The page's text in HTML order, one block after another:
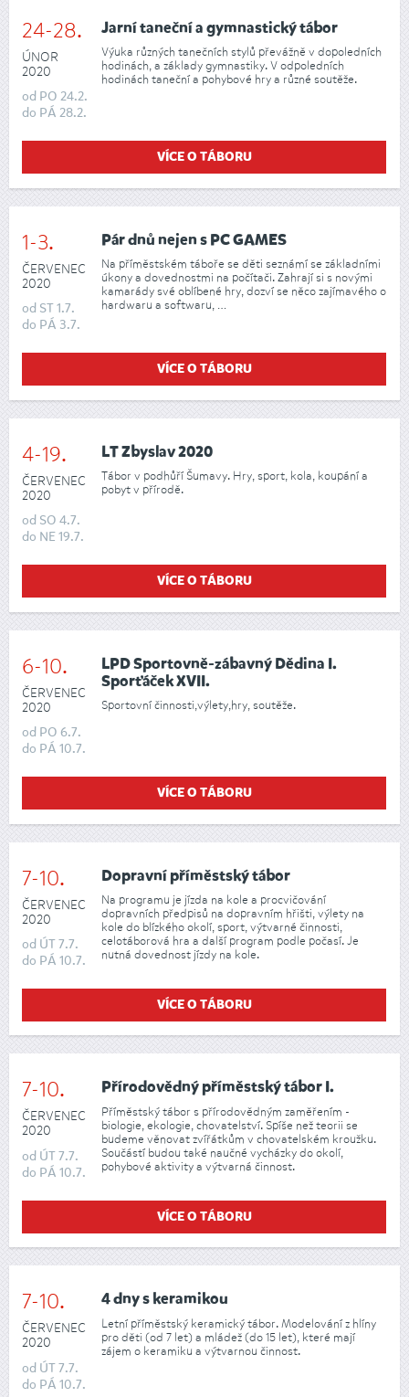
24-28.
ÚNOR
2020
od PO 24.2.
do PÁ 28.2.
Jarní taneční a gymnastický tábor
Výuka různých tanečních stylů převážně v dopoledních
hodinách, a základy gymnastiky. V odpoledních
hodinách taneční a pohybové hry a různé soutěže.
VÍCE O TÁBORU
1-3.
ČERVENEC
2020
od ST1.7.
do PÁ 3.7.
Pár dnů nejen s PC GAMES
Na příměstském táboře se děti seznámí se základními
úkony a dovednostmi na počítači. Zahrají si s novými
kamarády své oblíbené hry, dozví se něco zajímavého o
hardwaru a softwaru, …
VÍCE O TÁBORU
4-19.
ČERVENEC
2020
od SO 4.7.
do NE19.7.
LT Zbyslav 2020
Tábor v podhůří Šumavy. Hry, sport, kola, koupání a
pobyt v přírodě.
VÍCE O TÁBORU
6-10.
ČERVENEC
2020
od PO 6.7.
do PÁ 10.7.
LPD Sportovně-zábavný Dědina I.
Sporťáček XVII.
Sportovní činnosti,výlety,hry, soutěže.
VÍCE O TÁBORU
7-10.
ČERVENEC
2020
od ÚT7.7.
do PÁ 10.7.
Dopravní příměstský tábor
Na programu je jízda na kole a procvičování
dopravních předpisů na dopravním hřišti, výlety na
kole do blízkého okolí, sport, výtvarné činnosti,
celotáborová hra a další program podle počasí. Je
nutná dovednost jízdy na kole.
VÍCE O TÁBORU
7-10.
ČERVENEC
2020
od ÚT7.7.
do PÁ 10.7.
Přírodovědný příměstský tábor I.
Příměstský tábor s přírodovědným zaměřením -
biologie, ekologie, chovatelství. Spíše než teorii se
budeme věnovat zvířátkům v chovatelském kroužku.
Součástí budou také naučné vycházky do okolí,
pohybové aktivity a výtvarná činnost.
VÍCE O TÁBORU
7-10.
ČERVENEC
2020
od ÚT7.7.
do PÁ 10.7.
4 dny s keramikou
Letní příměstský keramický tábor. Modelování z hlíny
pro děti (od 7 let) a mládež (do 15 let), které mají
zájem o keramiku a výtvarnou činnost.